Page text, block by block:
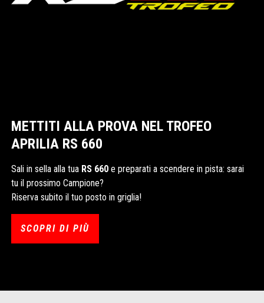
METTITI ALLA PROVA NEL TROFEO
APRILIA RS 660
Sali in sella alla tua RS 660e preparati a scendere in pista: sarai
tu il prossimo Campione?
Riserva subito il tuo posto in griglia!
SCOPRI DI PIÙ